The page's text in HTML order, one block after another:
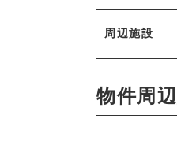
周辺施設
物件周